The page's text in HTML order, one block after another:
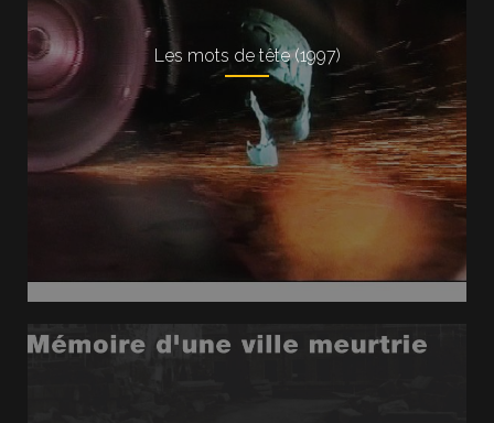
Les mots de tête (1997)